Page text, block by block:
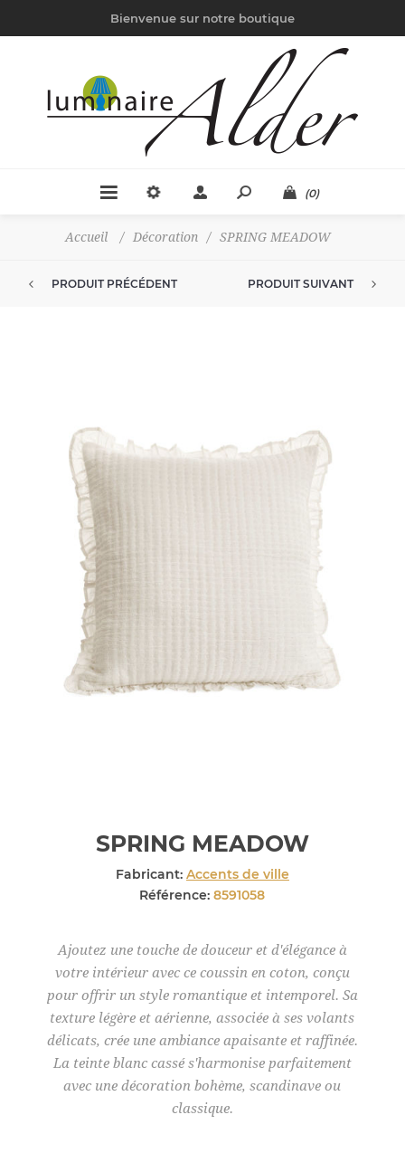
Bienvenue sur notre boutique
(0)
Accueil / Décoration / SPRING MEADOW
PRODUIT PRÉCÉDENT PRODUIT SUIVANT
SPRING MEADOW
Fabricant: Accents de ville
Référence: 8591058
Ajoutez une touche de douceur et d'élégance à
votre intérieur avec ce coussin en coton, conçu
pour offrir un style romantique et intemporel. Sa
texture légère et aérienne, associée à ses volants
délicats, crée une ambiance apaisante et raffinée.
La teinte blanc cassé s'harmonise parfaitement
avec une décoration bohème, scandinave ou
classique.